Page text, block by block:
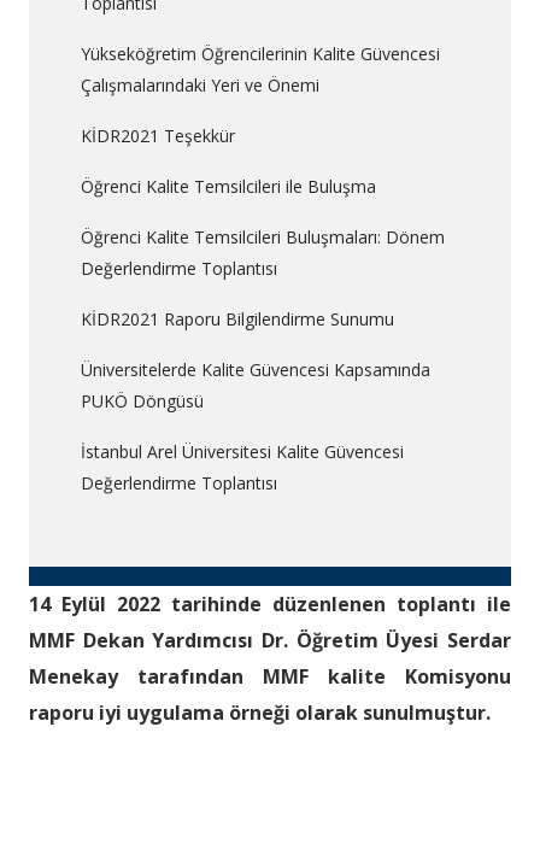
Yükseköğretim Öğrencilerinin Kalite Güvencesi
Çalışmalarındaki Yeri ve Önemi
KİDR2021 Teşekkür
Öğrenci Kalite Temsilcileri ile Buluşma
Öğrenci Kalite Temsilcileri Buluşmaları: Dönem
Değerlendirme Toplantısı
KİDR2021 Raporu Bilgilendirme Sunumu
Üniversitelerde Kalite Güvencesi Kapsamında
PUKÖ Döngüsü
İstanbul Arel Üniversitesi Kalite Güvencesi
Değerlendirme Toplantısı
14 Eylül 2022 tarihinde düzenlenen toplantı ile
MMF Dekan Yardımcısı Dr. Öğretim Üyesi Serdar
Menekay tarafından MMF kalite Komisyonu
raporu iyi uygulama örneği olarak sunulmuştur.